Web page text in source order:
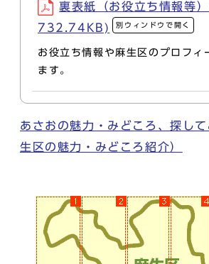
裏表紙（お役立ち情報等
732.74KB)
別ウィンドウで開く
お役立ち情報や麻生区のプロフィ
ます。
あさおの魅力・みどころ、探し
生区の魅力・みどころ紹介）